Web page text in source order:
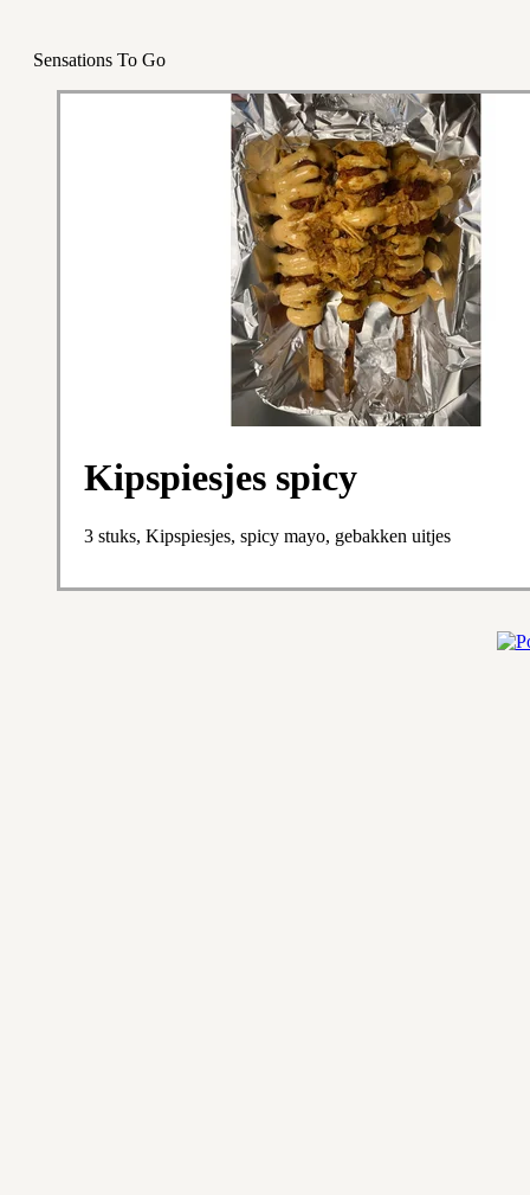
Sensations To Go
Kipspiesjes spicy
3 stuks, Kipspiesjes, spicy mayo, gebakken uitjes